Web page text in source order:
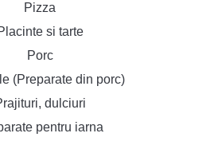
Pizza
si tarte
Porc
(Preparate din porc)
dulciuri
pentru iarna